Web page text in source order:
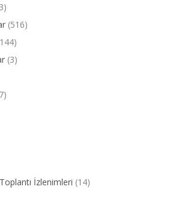
(516)
(3)
İzlenimleri (14)